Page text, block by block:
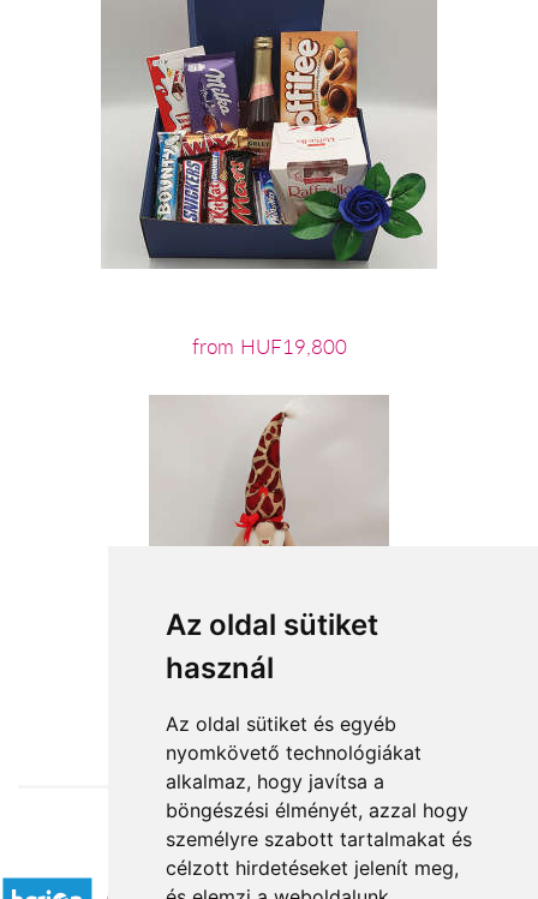
Az oldal sütiket
használ
Az oldal sütiket és egyéb
nyomkövető technológiákat
alkalmaz, hogy javítsa a
böngészési élményét, azzal hogy
személyre szabott tartalmakat és
célzott hirdetéseket jelenít meg,
from HUF19,800
Accepted payment methods